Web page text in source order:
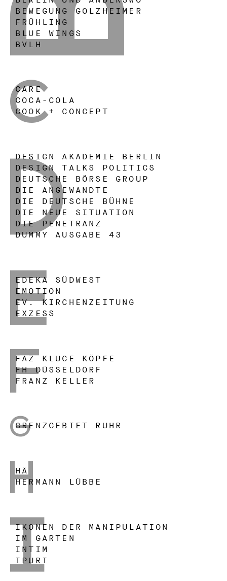
BEWEGUNG GOLZHEIMER
FRÜHLING
BLUE WINGS
BVLH
C
CARE
COCA-COLA
COOK + CONCEPT
DESIGN AKADEMIE BERLIN
DESIGN TALKS POLITICS
DEUTSCHE BÖRSE GROUP
DIE ANGEWANDTE
DIE DEUTSCHE BÜHNE
DIE NEUE SITUATION
DIE PENETRANZ
DUMMY AUSGABE 43
EDEKA SÜDWEST
EMOTION
EV. KIRCHENZEITUNG
EXZESS
FAZ KLUGE KÖPFE
FH DÜSSELDORF
FRANZ KELLER
G
GRENZGEBIET RUHR
HÄ
HERMANN LÜBBE
IKONEN DER MANIPULATION
IM GARTEN
INTIM
IPURI